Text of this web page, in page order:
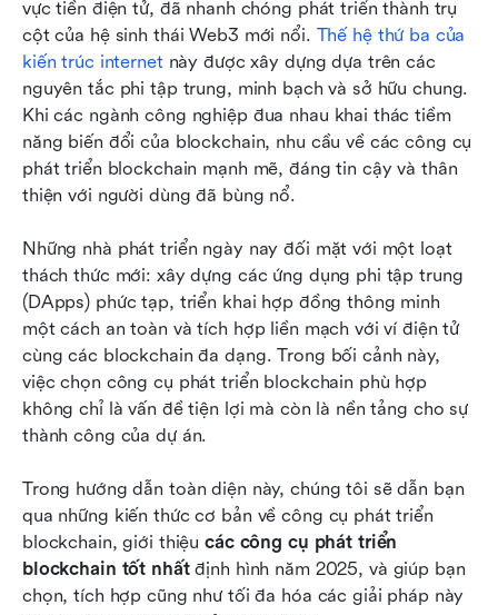
vực tiền điện tử, đã nhanh chóng phát triển thành trụ
cột của hệ sinh thái Web3 mới nổi. Thế hệ thứ ba của
kiến trúc internet này được xây dựng dựa trên các
nguyên tắc phi tập trung, minh bạch và sở hữu chung.
Khi các ngành công nghiệp đua nhau khai thác tiềm
năng biến đổi của blockchain, nhu cầu về các công cụ
phát triển blockchain mạnh mẽ, đáng tin cậy và thân
thiện với người dùng đã bùng nổ.
Những nhà phát triển ngày nay đối mặt với một loạt
thách thức mới: xây dựng các ứng dụng phi tập trung
(DApps) phức tạp, triển khai hợp đồng thông minh
một cách an toàn và tích hợp liền mạch với ví điện tử
cùng các blockchain đa dạng. Trong bối cảnh này,
việc chọn công cụ phát triển blockchain phù hợp
không chỉ là vấn đề tiện lợi mà còn là nền tảng cho sự
thành công của dự án.
Trong hướng dẫn toàn diện này, chúng tôi sẽ dẫn bạn
qua những kiến thức cơ bản về công cụ phát triển
blockchain, giới thiệu các công cụ phát triển
blockchain tốt nhất định hình năm 2025, và giúp bạn
chọn, tích hợp cũng như tối đa hóa các giải pháp này
Tại sao Lark là công cụ hợp tác tốt nhất hỗ trợ
các nhóm phát triển blockchain
Chọn công cụ phát triển blockchain tốt nhất
cho nhóm của bạn như thế nào
Những trường hợp sử dụng phổ biến của
blockchain
Những câu hỏi thường gặp
Kết luận
Đọc thêm